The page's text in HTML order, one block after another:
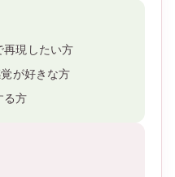
再現したい方
が好きな方
る方